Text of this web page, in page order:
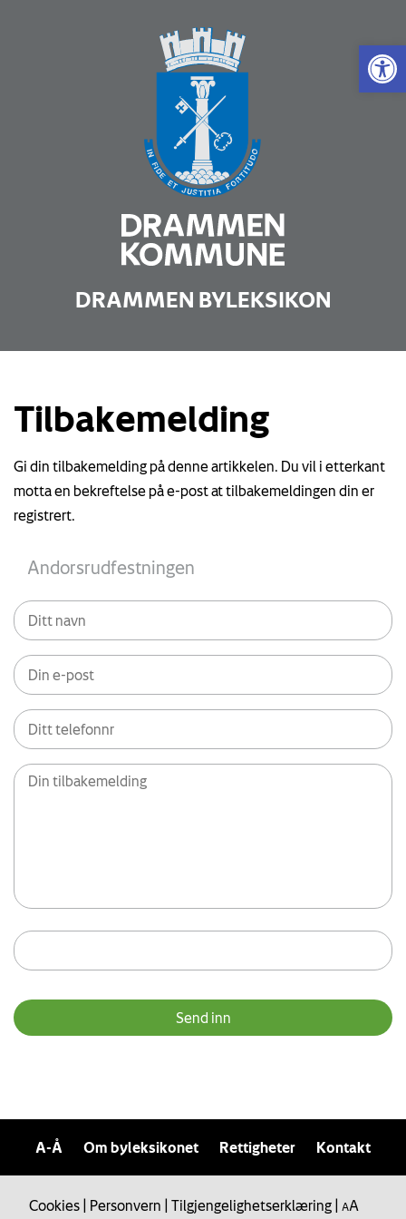
Vis
DRAMMEN BYLEKSIKON
Tilbakemelding
Gi din tilbakemelding på denne artikkelen. Du vil i etterkant
motta en bekreftelse på e-post at tilbakemeldingen din er
registrert.
A-Å Om byleksikonet Rettigheter Kontakt
Cookies Personvern Tilgjengelighetserklæring AA